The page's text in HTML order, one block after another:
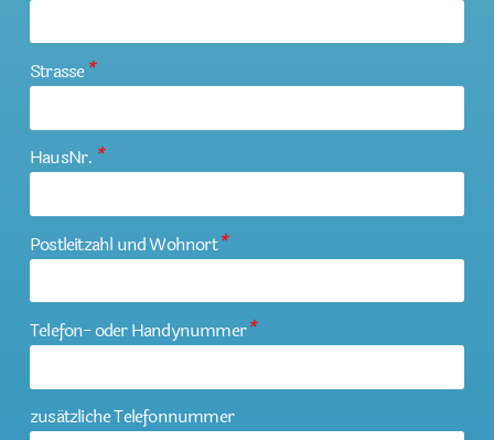
Strasse*
HausNr. *
Postleitzahl und Wohnort*
Telefon- oder Handynummer*
zusätzliche Telefonnummer